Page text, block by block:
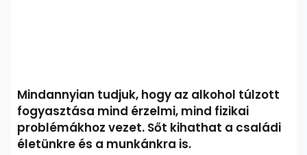
Mindannyian tudjuk, hogy az alkohol túlzott
fogyasztása mind érzelmi, mind fizikai
problémákhoz vezet. Sőt kihathat a családi
életünkre és a munkánkra is.